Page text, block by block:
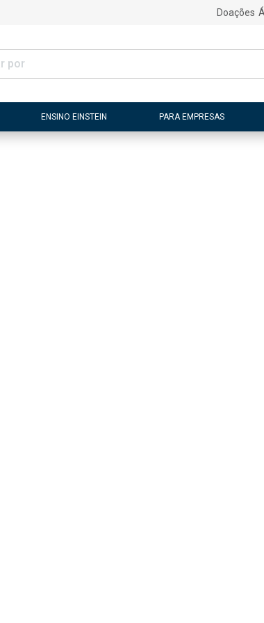
Doações
ENSINO EINSTEIN PARA EMPRESAS